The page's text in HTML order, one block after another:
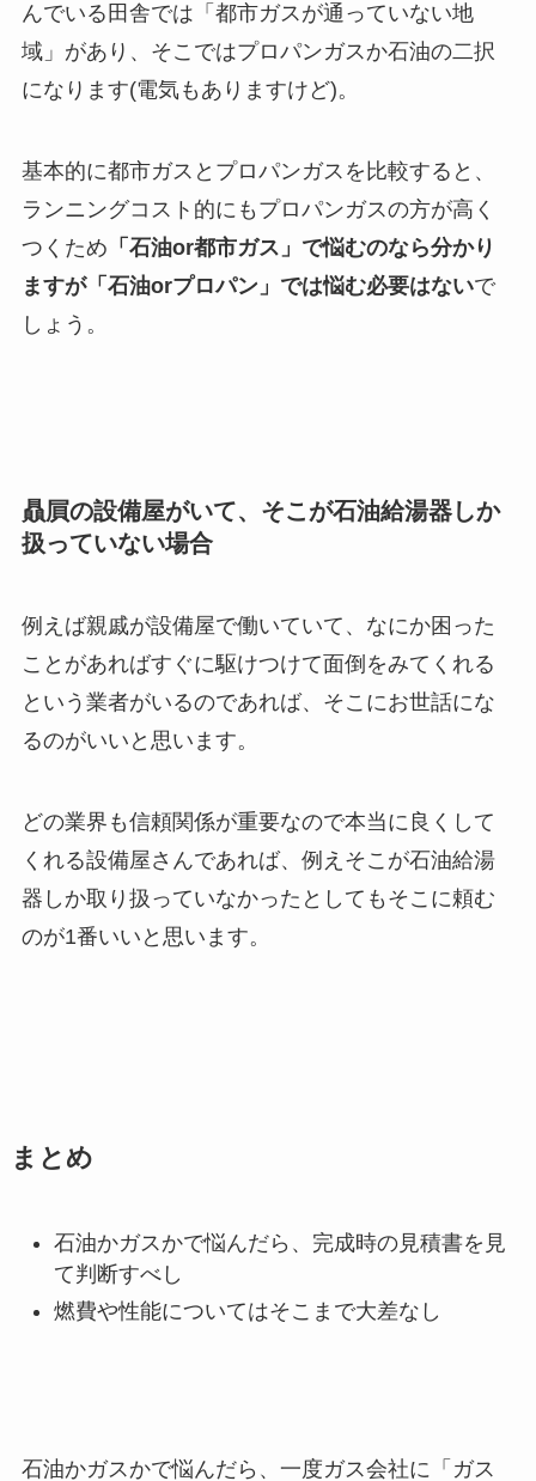
んでいる田舎では「都市ガスが通っていない地
域」があり、そこではプロパンガスか石油の二択
になります(電気もありますけど)。
基本的に都市ガスとプロパンガスを比較すると、
ランニングコスト的にもプロパンガスの方が高く
つくため 「石油or都市ガス」で悩むのなら分かり
ますが「石油orプロパン」では悩む必要はないで
しょう。
贔屓の設備屋がいて、そこが石油給湯器しか
扱っていない場合
例えば親戚が設備屋で働いていて、なにか困った
ことがあればすぐに駆けつけて面倒をみてくれる
という業者がいるのであれば、そこにお世話にな
るのがいいと思います。
どの業界も信頼関係が重要なので本当に良くして
くれる設備屋さんであれば、例えそこが石油給湯
器しか取り扱っていなかったとしてもそこに頼む
のが1番いいと思います。
まとめ
石油かガスかで悩んだら、完成時の見積書を見
て判断すべし
燃費や性能についてはそこまで大差なし
石油かガスかで悩んだら、一度ガス会社に「ガス